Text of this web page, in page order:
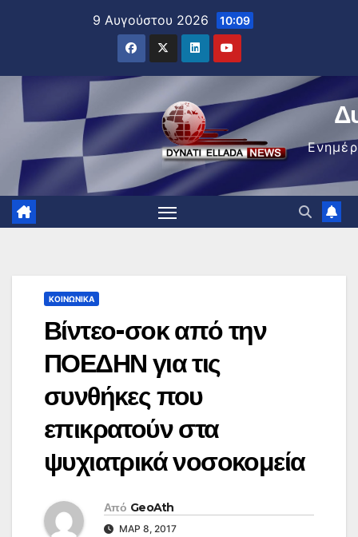
9 Αυγούστου 2026 10:09
ΚΟΙΝΩΝΙΚΆ
Βίντεο-σοκ από την
ΠΟΕΔΗΝ για τις
συνθήκες που
επικρατούν στα
ψυχιατρικά νοσοκομεία
Από GeoAth
ΜΑΡ 8, 2017